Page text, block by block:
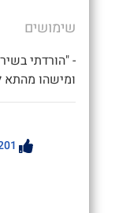
שימושים
- "הורדתי
ומישהו מהתא